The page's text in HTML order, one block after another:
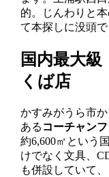
的。じんわりと
て本探しに没頭で
国内最大
くば店
かすみがうら市
ある コーチャン
約6,600㎡という
けでなく文具、
も併設していて